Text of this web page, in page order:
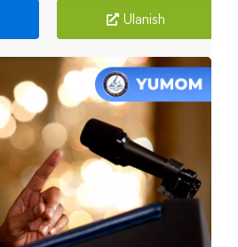
Ulanish